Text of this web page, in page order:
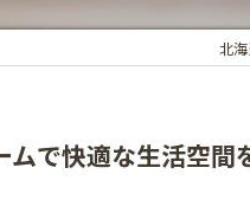
北
で快適な生活空間